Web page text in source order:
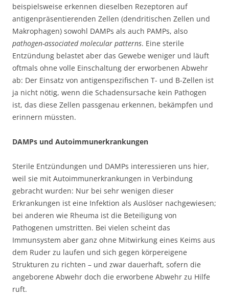
beispielsweise erkennen dieselben Rezeptoren auf
antigenpräsentierenden Zellen (dendritischen Zellen und
Makrophagen) sowohl DAMPs als auch PAMPs, also
pathogen-associated molecular patterns. Eine sterile
Entzündung belastet aber das Gewebe weniger und läuft
oftmals ohne volle Einschaltung der erworbenen Abwehr
ab: Der Einsatz von antigenspezifischen T- und B-Zellen ist
ja nicht nötig, wenn die Schadensursache kein Pathogen
ist, das diese Zellen passgenau erkennen, bekämpfen und
erinnern müssten.
DAMPs und Autoimmunerkrankungen
Sterile Entzündungen und DAMPs interessieren uns hier,
weil sie mit Autoimmunerkrankungen in Verbindung
gebracht wurden: Nur bei sehr wenigen dieser
Erkrankungen ist eine Infektion als Auslöser nachgewiesen;
bei anderen wie Rheuma ist die Beteiligung von
Pathogenen umstritten. Bei vielen scheint das
Immunsystem aber ganz ohne Mitwirkung eines Keims aus
dem Ruder zu laufen und sich gegen körpereigene
Strukturen zu richten – und zwar dauerhaft, sofern die
angeborene Abwehr doch die erworbene Abwehr zu Hilfe
ruft.